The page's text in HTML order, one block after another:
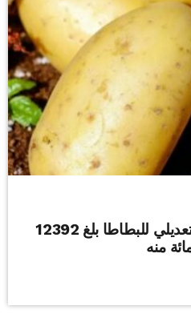
وزير الفلاحة :المخزون التعديلي للبطاطا بلغ 12392